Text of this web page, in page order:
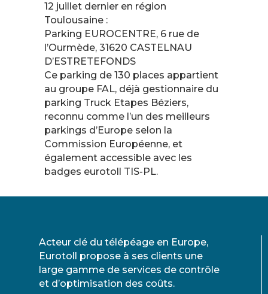
12 juillet dernier en région
Toulousaine :
Parking EUROCENTRE, 6 rue de
l’Ourmède, 31620 CASTELNAU
D’ESTRETEFONDS
Ce parking de 130 places appartient
au groupe FAL, déjà gestionnaire du
parking Truck Etapes Béziers,
reconnu comme l’un des meilleurs
parkings d’Europe selon la
Commission Européenne, et
également accessible avec les
badges eurotoll TIS-PL.
Acteur clé du télépéage en Europe,
Eurotoll propose à ses clients une
large gamme de services de contrôle
et d’optimisation des coûts.